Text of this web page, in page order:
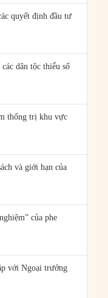
quyết định đầu tư
dân tộc thiểu số
thống trị khu vực
và giới hạn của
của phe
với Ngoại trưởng